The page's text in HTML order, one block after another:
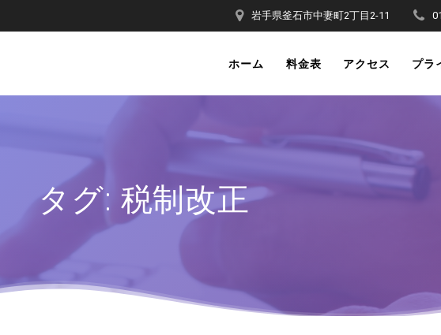
岩手県釜石市中妻町2丁目2-11
ホーム 料金表 アクセス プラ
タグ: 税制改正